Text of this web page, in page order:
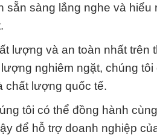
sàng lắng nghe và hiểu
lượng và an toàn nhất trên
nghiêm ngặt, chúng tôi
chất lượng quốc tế.
tôi có thể đồng hành
để hỗ trợ doanh nghiệp